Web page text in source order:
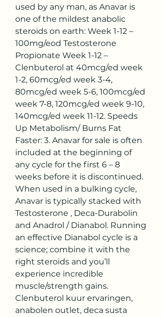
used by any man, as Anavar is
one of the mildest anabolic
steroids on earth: Week 1-12 –
100mg/eod Testosterone
Propionate Week 1-12 –
Clenbuterol at 40mcg/ed week
1-2, 60mcg/ed week 3-4,
80mcg/ed week 5-6, 100mcg/ed
week 7-8, 120mcg/ed week 9-10,
140mcg/ed week 11-12. Speeds
Up Metabolism/ Burns Fat
Faster: 3. Anavar for sale is often
included at the beginning of
any cycle for the first 6 – 8
weeks before it is discontinued.
When used in a bulking cycle,
Anavar is typically stacked with
Testosterone , Deca-Durabolin
and Anadrol / Dianabol. Running
an effective Dianabol cycle is a
science; combine it with the
right steroids and you’ll
experience incredible
muscle/strength gains.
Clenbuterol kuur ervaringen,
anabolen outlet, deca susta